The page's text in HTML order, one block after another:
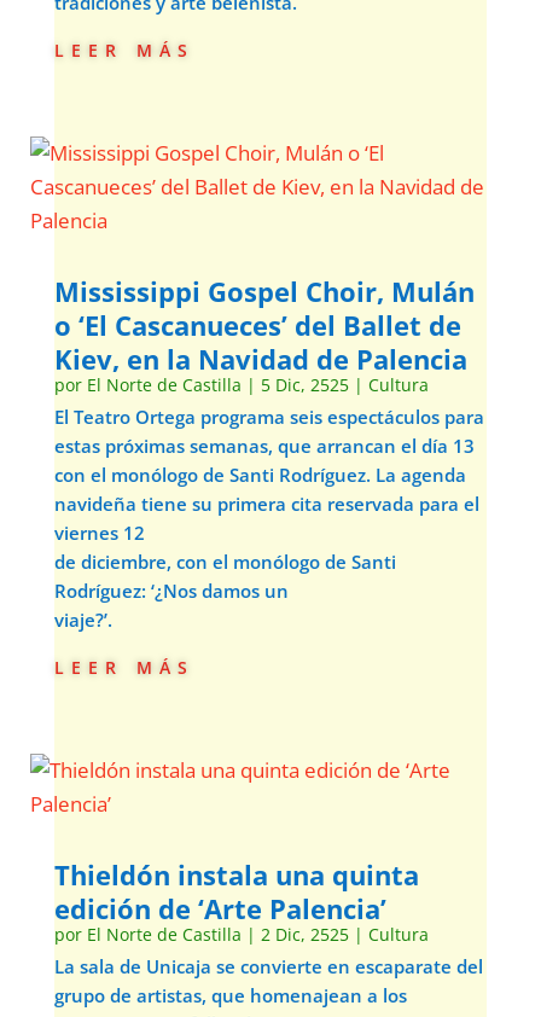
leer más
Mississippi Gospel Choir, Mulán
o ‘El Cascanueces’ del Ballet de
Kiev, en la Navidad de Palencia
por El Norte de Castilla | 5 Dic, 2525| Cultura
El Teatro Ortega programa seis espectáculos para
estas próximas semanas, que arrancan el día 13
con el monólogo de Santi Rodríguez. La agenda
navideña tiene su primera cita reservada para el
viernes 12
de diciembre, con el monólogo de Santi
Rodríguez: ‘¿Nos damos un
viaje?’.
leer más
Thieldón instala una quinta
edición de ‘Arte Palencia’
por El Norte de Castilla | 2 Dic, 2525| Cultura
La sala de Unicaja se convierte en escaparate del
grupo de artistas, que homenajean a los